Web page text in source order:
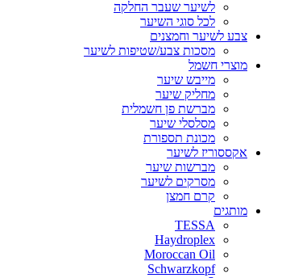
לשיער שעבר החלקה
לכל סוגי השיער
צבע לשיער וחמצנים
מסכות צבע/שטיפות לשיער
מוצרי חשמל
מייבש שיער
מחליק שיער
מברשת פן חשמלית
מסלסלי שיער
מכונת תספורת
אקססוריז לשיער
מברשות שיער
מסרקים לשיער
קרם חמצן
מותגים
TESSA
Haydroplex
Moroccan Oil
Schwarzkopf